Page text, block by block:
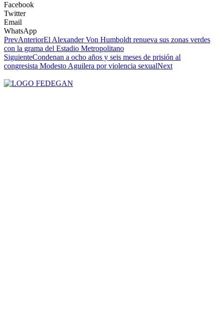
Facebook
Twitter
Email
WhatsApp
PrevAnteriorEl Alexander Von Humboldt renueva sus zonas verdes
con la grama del Estadio Metropolitano
SiguienteCondenan a ocho años y seis meses de prisión al
congresista Modesto Aguilera por violencia sexualNext